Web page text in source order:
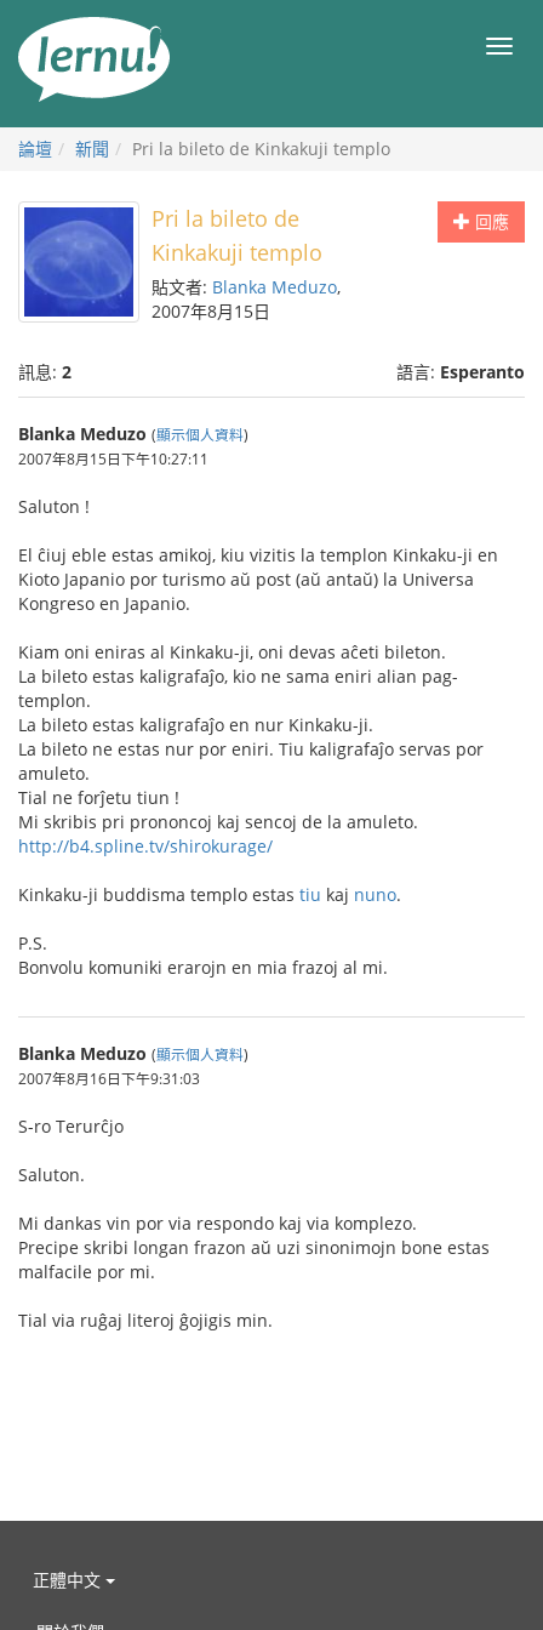
目
論壇 新聞 Pri la bileto de Kinkakuji templo
回應
Pri la bileto de
Kinkakuji templo
貼文者: Blanka Meduzo,
2007年8月15日
訊息: 2 語言: Esperanto
Blanka Meduzo (顯示個人資料)
2007年8月15日下午10:27:11
Saluton !
El ĉiuj eble estas amikoj, kiu vizitis la templon Kinkaku-ji en
Kioto Japanio por turismo aŭ post (aŭ antaŭ) la Universa
Kongreso en Japanio.
Kiam oni eniras al Kinkaku-ji, oni devas aĉeti bileton.
La bileto estas kaligrafaĵo, kio ne sama eniri alian pag-
templon.
La bileto estas kaligrafaĵo en nur Kinkaku-ji.
La bileto ne estas nur por eniri. Tiu kaligrafaĵo servas por
amuleto.
Tial ne forĵetu tiun !
Mi skribis pri prononcoj kaj sencoj de la amuleto.
http://b4.spline.tv/shirokurage/
Kinkaku-ji buddisma templo estas tiu kaj nuno.
P.S.
Bonvolu komuniki erarojn en mia frazoj al mi.
Blanka Meduzo (顯示個人資料)
2007年8月16日下午9:31:03
S-ro Terurĉjo
Saluton.
Mi dankas vin por via respondo kaj via komplezo.
Precipe skribi longan frazon aŭ uzi sinonimojn bone estas
malfacile por mi.
Tial via ruĝaj literoj ĝojigis min.
正體中文